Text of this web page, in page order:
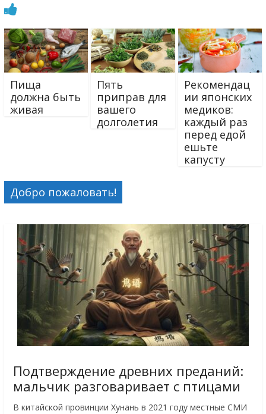
Пища
должна быть
живая
Пять
приправ для
вашего
долголетия
Рекомендац
ии японских
медиков:
каждый раз
перед едой
ешьте
капусту
Добро пожаловать!
Подтверждение древних преданий:
мальчик разговаривает с птицами
В китайской провинции Хунань в 2021 году местные СМИ